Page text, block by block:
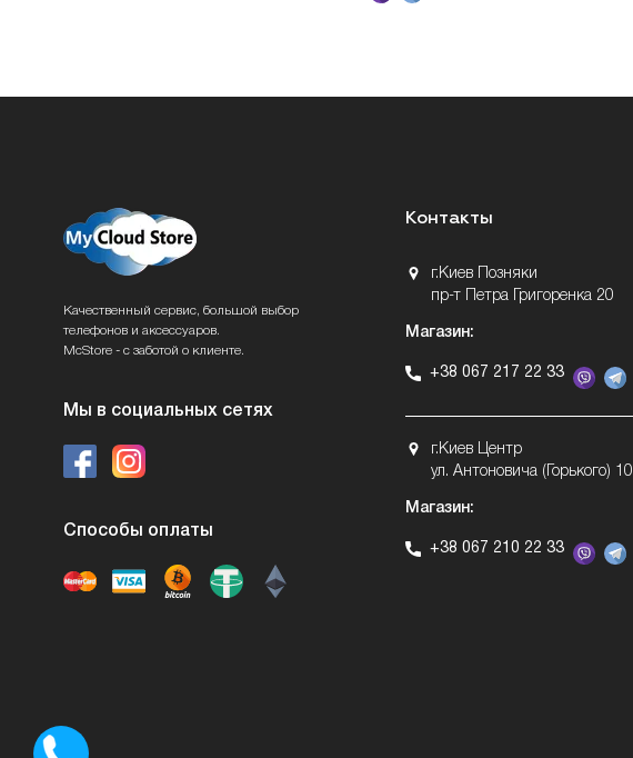
Качественный сервис, большой выбор
телефонов и аксессуаров.
McStore - с заботой о клиенте.
Мы в социальных сетях
Способы оплаты
Контакты
г.Киев Позняки
пр-т Петра Григоренка 20
Магазин:
+38 067 217 22 33
г.Киев Центр
ул. Антоновича (Горького) 10
Магазин:
+38 067 210 22 33